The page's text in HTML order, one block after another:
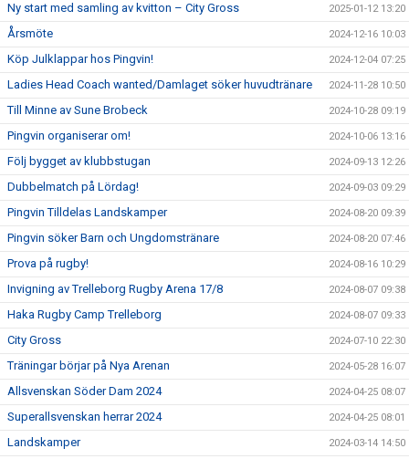
Ny start med samling av kvitton – City Gross 2025-01-12 13:20
Årsmöte 2024-12-16 10:03
Köp Julklappar hos Pingvin! 2024-12-04 07:25
Ladies Head Coach wanted/Damlaget söker huvudtränare 2024-11-28 10:50
Till Minne av Sune Brobeck 2024-10-28 09:19
Pingvin organiserar om! 2024-10-06 13:16
Följ bygget av klubbstugan 2024-09-13 12:26
Dubbelmatch på Lördag! 2024-09-03 09:29
Pingvin Tilldelas Landskamper 2024-08-20 09:39
Pingvin söker Barn och Ungdomstränare 2024-08-20 07:46
Prova på rugby! 2024-08-16 10:29
Invigning av Trelleborg Rugby Arena 17/8 2024-08-07 09:38
Haka Rugby Camp Trelleborg 2024-08-07 09:33
City Gross 2024-07-10 22:30
Träningar börjar på Nya Arenan 2024-05-28 16:07
Allsvenskan Söder Dam 2024 2024-04-25 08:07
Superallsvenskan herrar 2024 2024-04-25 08:01
Landskamper 2024-03-14 14:50